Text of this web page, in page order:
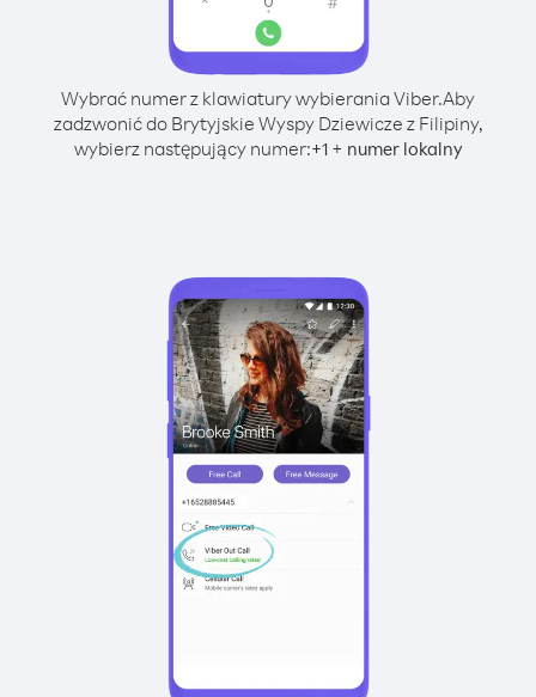
Wybrać numer z klawiatury wybierania Viber.Aby
zadzwonić do Brytyjskie Wyspy Dziewicze z Filipiny,
wybierz następujący numer:+1+ numer lokalny